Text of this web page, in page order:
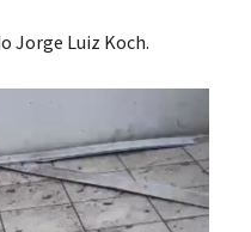
Jorge Luiz Koch.